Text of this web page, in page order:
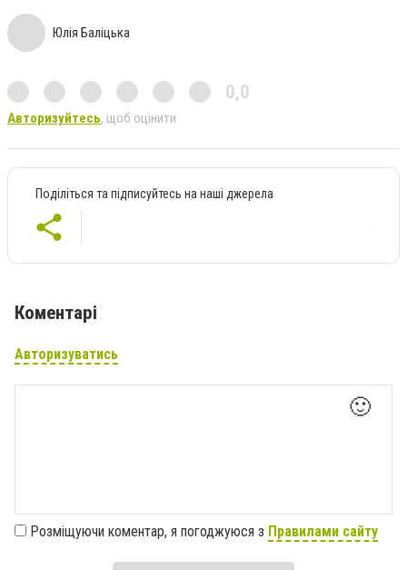
Юлія Баліцька
0,0
Авторизуйтесь, щоб оцінити
Поділіться та підписуйтесь на наші джерела
Коментарі
Авторизуватись
🙂
Розміщуючи коментар, я погоджуюся з Правилами сайту